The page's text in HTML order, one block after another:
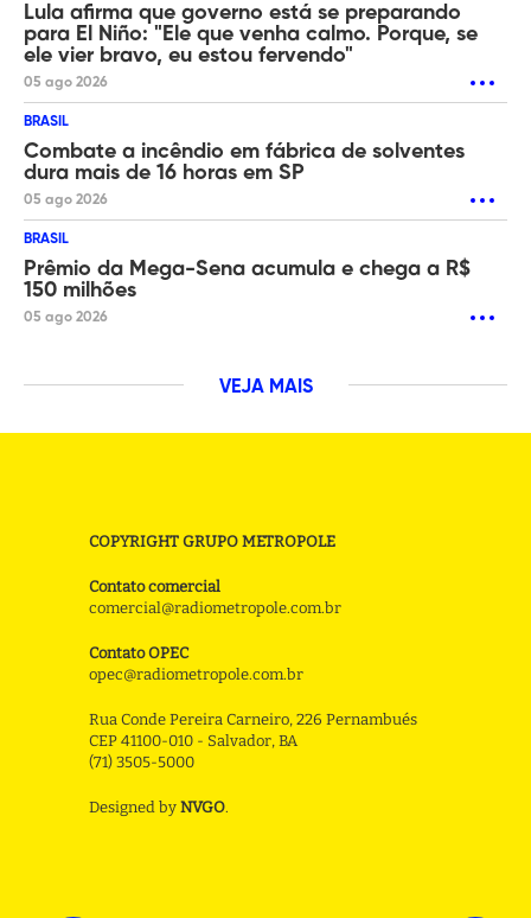
Lula afirma que governo está se preparando
para El Niño: "Ele que venha calmo. Porque, se
ele vier bravo, eu estou fervendo"
05 ago 2026
BRASIL
Combate a incêndio em fábrica de solventes
dura mais de 16 horas em SP
05 ago 2026
BRASIL
Prêmio da Mega-Sena acumula e chega a R$
150 milhões
05 ago 2026
VEJA MAIS
COPYRIGHT GRUPO METROPOLE
Contato comercial
comercial@radiometropole.com.br
Contato OPEC
opec@radiometropole.com.br
Rua Conde Pereira Carneiro, 226 Pernambués
CEP 41100-010 - Salvador, BA
(71) 3505-5000
Designed by NVGO.